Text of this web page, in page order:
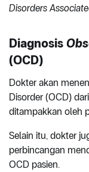
Disorders
Diagnosis
(OCD)
Dokter akan
Disorder (OCD)
ditampakkan oleh
Selain itu, dokter
perbincangan
OCD pasien.